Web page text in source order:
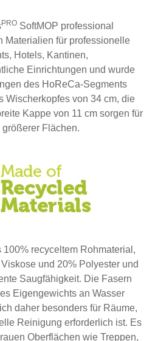
PRO SoftMOP professional
Materialien für professionelle
Hotels, Kantinen,
Einrichtungen und wurde
des HoReCa-Segments
Wischerkopfes von 34 cm, die
Kappe von 11 cm sorgen für
Flächen.
recyceltem Rohmaterial,
und 20% Polyester und
Saugfähigkeit. Die Fasern
Eigengewichts an Wasser
daher besonders für Räume,
Reinigung erforderlich ist. Es
Oberflächen wie Treppen,